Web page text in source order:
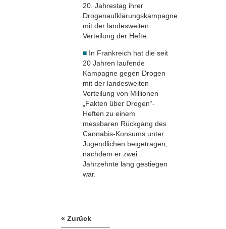
20. Jahrestag ihrer
Drogenaufklärungskampagne
mit der landesweiten
Verteilung der Hefte.
■ In Frankreich hat die seit
20 Jahren laufende
Kampagne gegen Drogen
mit der landesweiten
Verteilung von Millionen
„Fakten über Drogen“-
Heften zu einem
messbaren Rückgang des
Cannabis-Konsums unter
Jugendlichen beigetragen,
nachdem er zwei
Jahrzehnte lang gestiegen
war.
« Zurück